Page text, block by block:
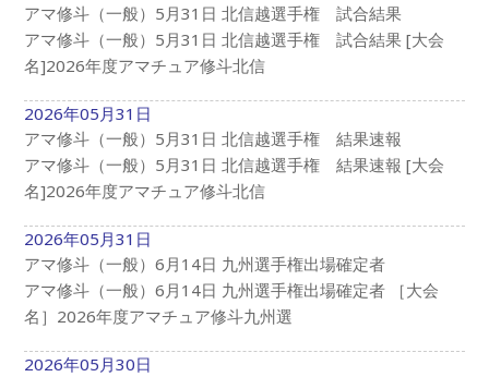
アマ修斗（一般）5月31日 北信越選手権 試合結果
アマ修斗（一般）5月31日 北信越選手権 試合結果 [大会
名]2026年度アマチュア修斗北信
2026年05月31日
アマ修斗（一般）5月31日 北信越選手権 結果速報
アマ修斗（一般）5月31日 北信越選手権 結果速報 [大会
名]2026年度アマチュア修斗北信
2026年05月31日
アマ修斗（一般）6月14日 九州選手権出場確定者
アマ修斗（一般）6月14日 九州選手権出場確定者 ［大会
名］2026年度アマチュア修斗九州選
2026年05月30日